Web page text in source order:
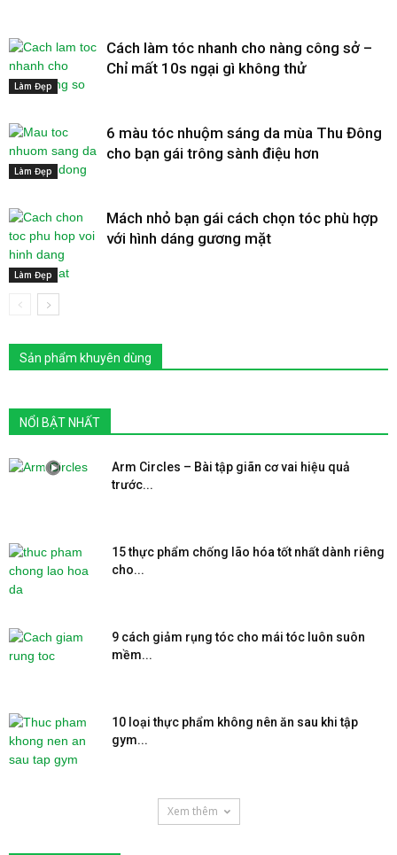
Làm Đẹp
Cách làm tóc nhanh cho nàng công sở –
Chỉ mất 10s ngại gì không thử
Làm Đẹp
6 màu tóc nhuộm sáng da mùa Thu Đông
cho bạn gái trông sành điệu hơn
Làm Đẹp
Mách nhỏ bạn gái cách chọn tóc phù hợp
với hình dáng gương mặt
Sản phẩm khuyên dùng
NỔI BẬT NHẤT
Arm Circles – Bài tập giãn cơ vai hiệu quả
trước...
15 thực phẩm chống lão hóa tốt nhất dành riêng
cho...
9 cách giảm rụng tóc cho mái tóc luôn suôn
mềm...
10 loại thực phẩm không nên ăn sau khi tập
gym...
Xem thêm